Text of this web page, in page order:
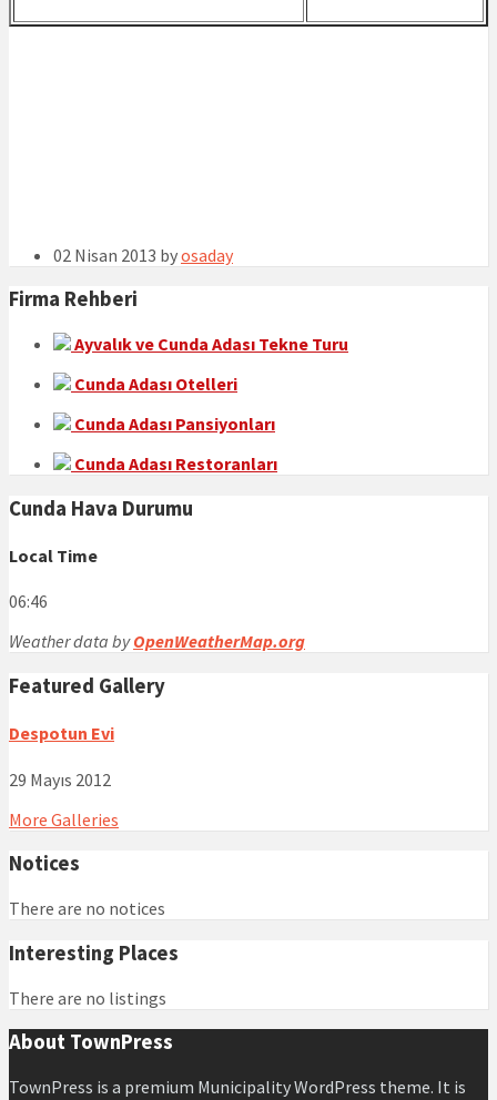
02 Nisan 2013 byosaday
Firma Rehberi
Ayvalık ve Cunda Adası Tekne Turu
Cunda Adası Otelleri
Cunda Adası Pansiyonları
Cunda Adası Restoranları
Cunda Hava Durumu
Local Time
06:46
Weather data byOpenWeatherMap.org
Featured Gallery
Despotun Evi
29 Mayıs 2012
More Galleries
Notices
There are no notices
Interesting Places
There are no listings
About TownPress
TownPress is a premium Municipality WordPress theme. It is